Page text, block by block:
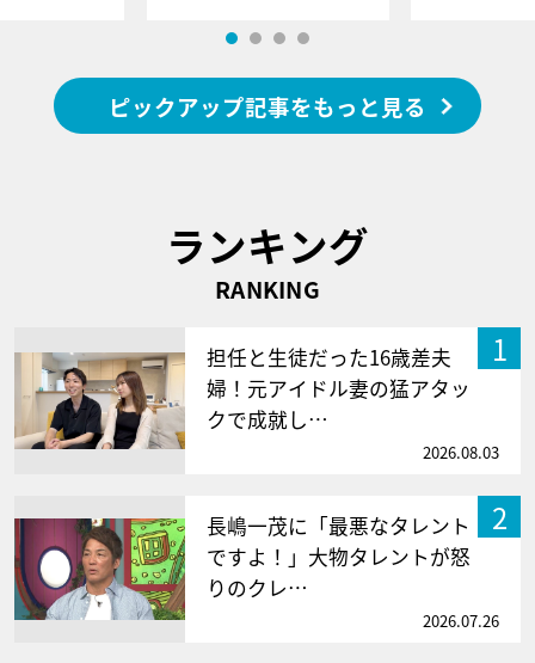
ピックアップ記事をもっと見る
ランキング
RANKING
1
担任と生徒だった16歳差夫
婦！元アイドル妻の猛アタッ
クで成就し…
2026.08.03
2
長嶋一茂に「最悪なタレント
ですよ！」大物タレントが怒
りのクレ…
2026.07.26